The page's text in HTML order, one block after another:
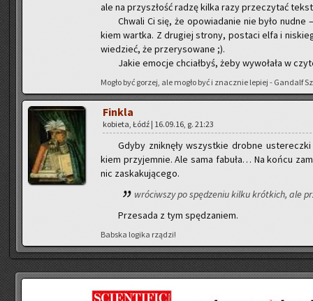
ale na przy­szłość radzę kilka razy prze­czy­tać
Chwa­li Ci się, że opo­wia­da­nie nie było nudne
kiem wart­ka. Z dru­giej stro­ny, po­sta­ci elfa i
wie­dzieć, że prze­ry­so­wa­ne ;).
Jakie emo­cje chciał­byś, żeby wy­wo­ła­ła w
Mogło być go­rzej, ale mogło być i znacz­nie le­piej - Gan­dalf
Fin­kla
ko­bie­ta, Łódź | 16.09.16, g. 21:23
Gdyby znik­nę­ły wszyst­kie drob­ne
kiem przy­jem­nie. Ale sama fa­bu­ła… Na końcu
nic za­ska­ku­ją­ce­go.
wró­ciw­szy po spę­dze­niu kilku krót­kich, ale
Prze­sa­da z tym spę­dza­niem.
Bab­ska lo­gi­ka rzą­dzi!